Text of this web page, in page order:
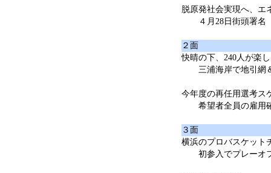
脱原発社会実現へ、エ
４月28日街頭署名
２面
快晴の下、240人が楽
三浦海岸で地引網
今年度の再任用選考ス
希望者全員の雇用
３面
横浜のプロバスケッ
初参入でプレーオ